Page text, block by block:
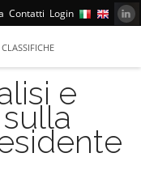
Contatti Login
CLASSIFICHE
e